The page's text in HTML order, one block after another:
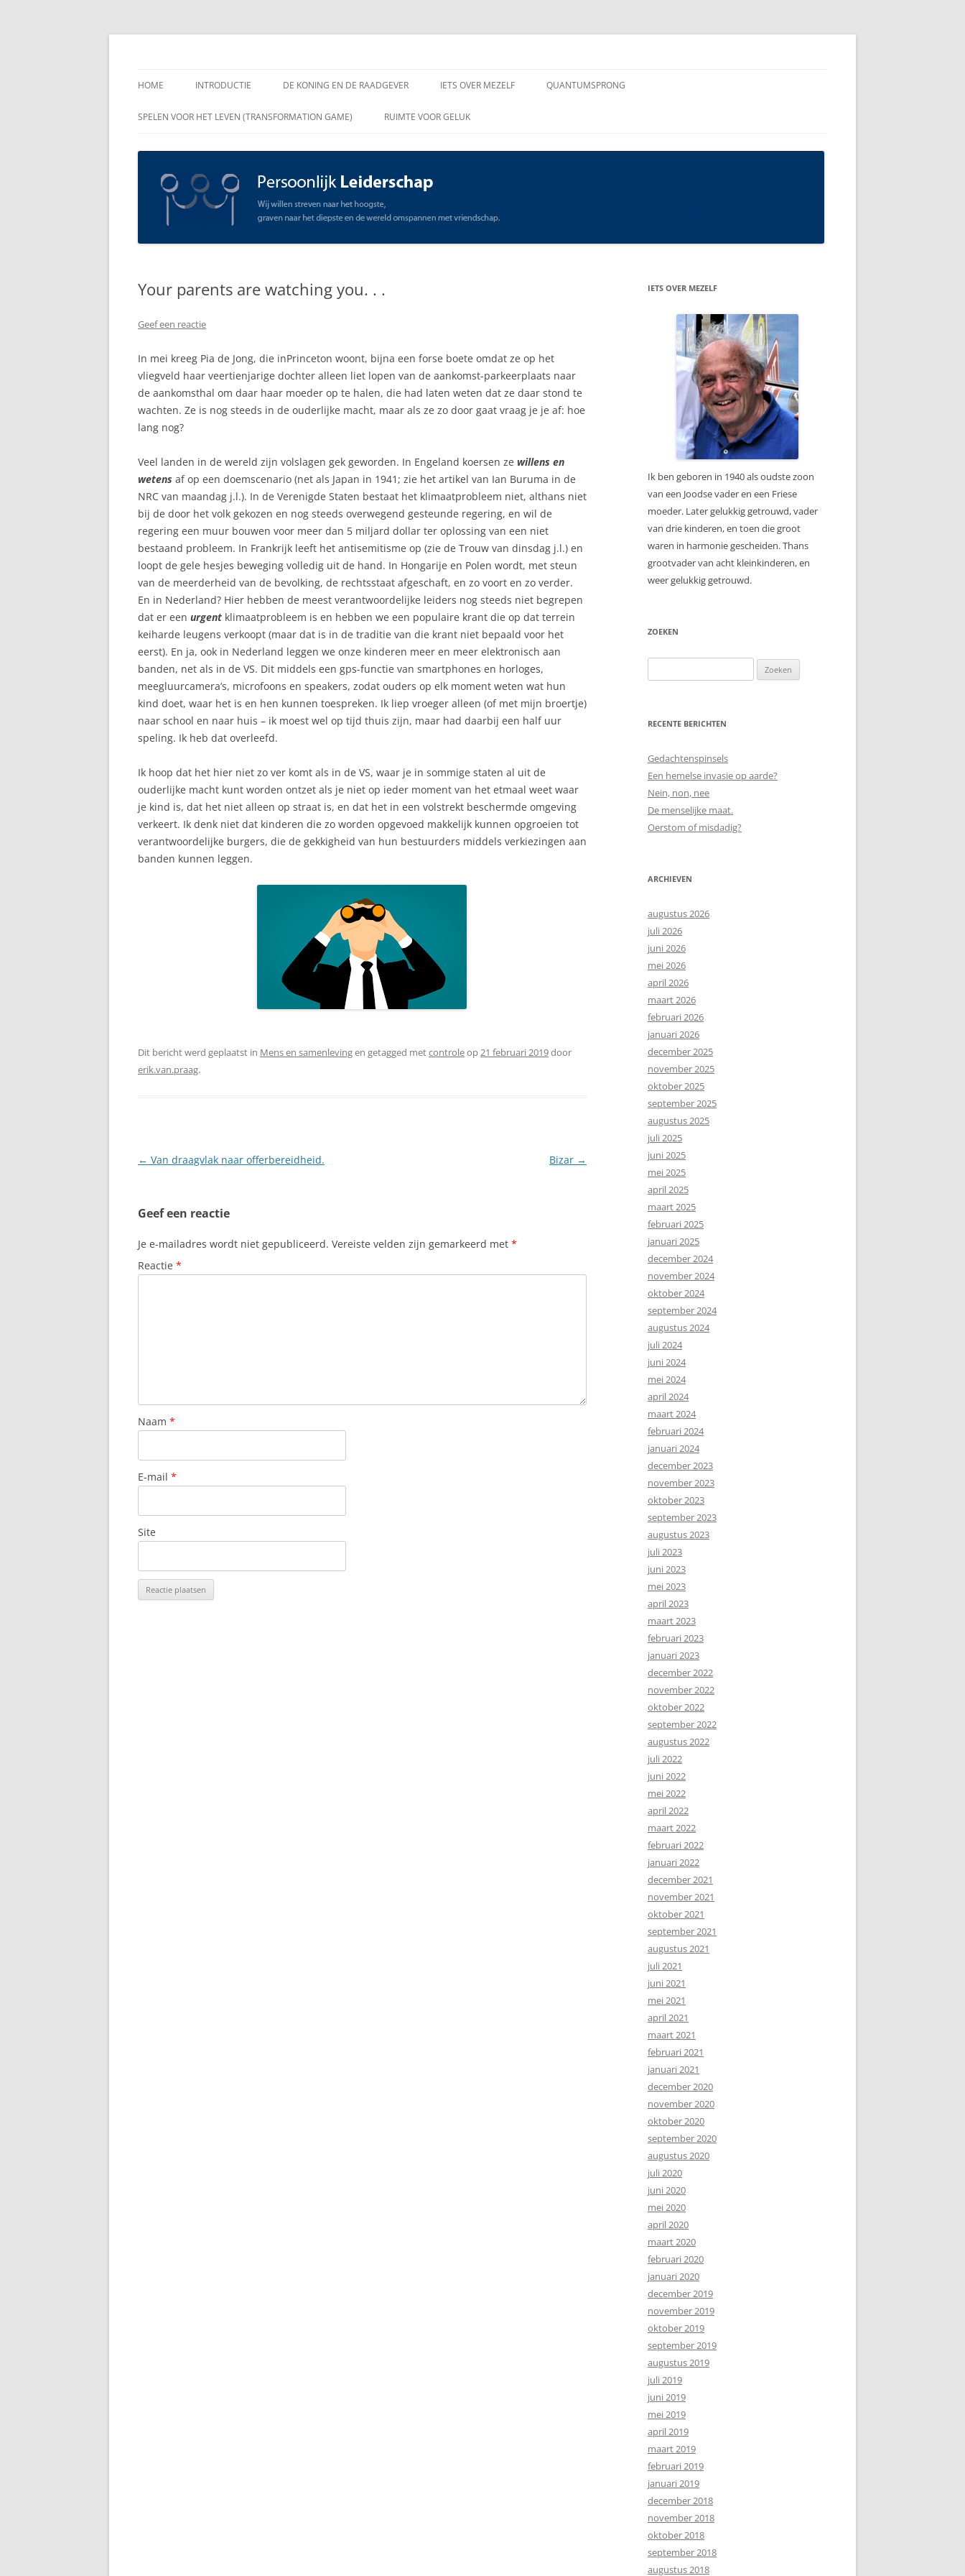
Spring
HOME INTRODUCTIE DE KONING EN DE RAADGEVER
ENKELE VRAGEN AAN DE
LEIDERSCHAP
OPEN COMMUNICATIE
IETS OVER MEZELF QUANTUMSPRONG
SPELEN VOOR HET LEVEN (TRANSFORMATION GAME) RUIMTE VOOR GELUK
Your parents are watching you. . .
Geef een reactie
In mei kreeg Pia de Jong, die inPrinceton woont, bijna een forse boete omdat ze op het
vliegveld haar veertienjarige dochter alleen liet lopen van de aankomst-parkeerplaats naar
de aankomsthal om daar haar moeder op te halen, die had laten weten dat ze daar stond te
wachten. Ze is nog steeds in de ouderlijke macht, maar als ze zo door gaat vraag je je af: hoe
lang nog?
Veel landen in de wereld zijn volslagen gek geworden. In Engeland koersen ze willens en
wetens af op een doemscenario (net als Japan in 1941; zie het artikel van Ian Buruma in de
NRC van maandag j.l.). In de Verenigde Staten bestaat het klimaatprobleem niet, althans niet
bij de door het volk gekozen en nog steeds overwegend gesteunde regering, en wil de
regering een muur bouwen voor meer dan 5 miljard dollar ter oplossing van een niet
bestaand probleem. In Frankrijk leeft het antisemitisme op (zie de Trouw van dinsdag j.l.) en
loopt de gele hesjes beweging volledig uit de hand. In Hongarije en Polen wordt, met steun
van de meerderheid van de bevolking, de rechtsstaat afgeschaft, en zo voort en zo verder.
En in Nederland? Hier hebben de meest verantwoordelijke leiders nog steeds niet begrepen
dat er een urgent klimaatprobleem is en hebben we een populaire krant die op dat terrein
keiharde leugens verkoopt (maar dat is in de traditie van die krant niet bepaald voor het
eerst). En ja, ook in Nederland leggen we onze kinderen meer en meer elektronisch aan
banden, net als in de VS. Dit middels een gps-functie van smartphones en horloges,
meegluurcamera’s, microfoons en speakers, zodat ouders op elk moment weten wat hun
kind doet, waar het is en hen kunnen toespreken. Ik liep vroeger alleen (of met mijn broertje)
naar school en naar huis – ik moest wel op tijd thuis zijn, maar had daarbij een half uur
speling. Ik heb dat overleefd.
Ik hoop dat het hier niet zo ver komt als in de VS, waar je in sommige staten al uit de
ouderlijke macht kunt worden ontzet als je niet op ieder moment van het etmaal weet waar
je kind is, dat het niet alleen op straat is, en dat het in een volstrekt beschermde omgeving
verkeert. Ik denk niet dat kinderen die zo worden opgevoed makkelijk kunnen opgroeien tot
verantwoordelijke burgers, die de gekkigheid van hun bestuurders middels verkiezingen aan
banden kunnen leggen.
Dit bericht werd geplaatst in Mens en samenlevingen getagged metcontroleop21 februari 2019door
erik.van.praag.
Berichtnavigatie
← Van draagvlak naar offerbereidheid. Bizar →
Geef een reactie
Je e-mailadres wordt niet gepubliceerd. Vereiste velden zijn gemarkeerd met *
Reactie *
Naam *
E-mail *
Site
IETS OVER MEZELF
Ik ben geboren in 1940 als oudste zoon
van een Joodse vader en een Friese
moeder. Later gelukkig getrouwd, vader
van drie kinderen, en toen die groot
waren in harmonie gescheiden. Thans
grootvader van acht kleinkinderen, en
weer gelukkig getrouwd.
ZOEKEN
naar:
RECENTE BERICHTEN
Gedachtenspinsels
Een hemelse invasie op aarde?
Nein, non, nee
De menselijke maat.
Oerstom of misdadig?
ARCHIEVEN
augustus 2026
juli 2026
juni 2026
mei 2026
april 2026
maart 2026
februari 2026
januari 2026
december 2025
november 2025
oktober 2025
september 2025
augustus 2025
juli 2025
juni 2025
mei 2025
april 2025
maart 2025
februari 2025
januari 2025
december 2024
november 2024
oktober 2024
september 2024
augustus 2024
juli 2024
juni 2024
mei 2024
april 2024
maart 2024
februari 2024
januari 2024
december 2023
november 2023
oktober 2023
september 2023
augustus 2023
juli 2023
juni 2023
mei 2023
april 2023
maart 2023
februari 2023
januari 2023
december 2022
november 2022
oktober 2022
september 2022
augustus 2022
juli 2022
juni 2022
mei 2022
april 2022
maart 2022
februari 2022
januari 2022
december 2021
november 2021
oktober 2021
september 2021
augustus 2021
juli 2021
juni 2021
mei 2021
april 2021
maart 2021
februari 2021
januari 2021
december 2020
november 2020
oktober 2020
september 2020
augustus 2020
juli 2020
juni 2020
mei 2020
april 2020
maart 2020
februari 2020
januari 2020
december 2019
november 2019
oktober 2019
september 2019
augustus 2019
juli 2019
juni 2019
mei 2019
april 2019
maart 2019
februari 2019
januari 2019
december 2018
november 2018
oktober 2018
september 2018
augustus 2018